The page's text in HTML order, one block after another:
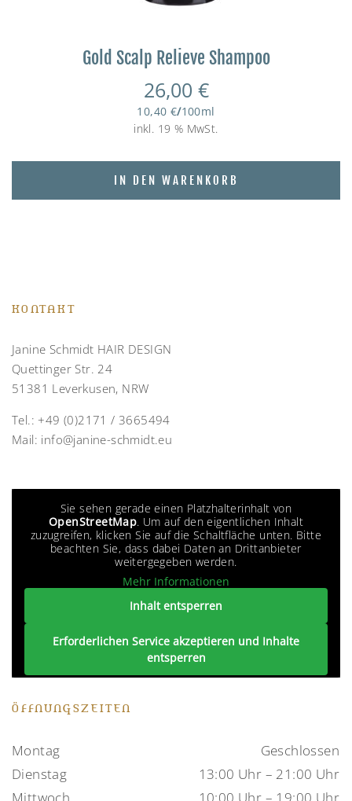
Gold Scalp Relieve Shampoo
26,00 €
10,40 €/100ml
inkl. 19 % MwSt.
IN DEN WARENKORB
KONTAKT
Janine Schmidt HAIR DESIGN
Quettinger Str. 24
51381 Leverkusen, NRW
Tel.:+49 (0)2171 / 3665494
Mail: info@janine-schmidt.eu
Sie sehen gerade einen Platzhalterinhalt von
OpenStreetMap. Um auf den eigentlichen Inhalt
zuzugreifen, klicken Sie auf die Schaltfläche unten. Bitte
beachten Sie, dass dabei Daten an Drittanbieter
weitergegeben werden.
Mehr Informationen
Inhalt entsperren
Erforderlichen Service akzeptieren und Inhalte
entsperren
ÖFFNUNGSZEITEN
Montag
Geschlossen
Dienstag
13:00 Uhr – 21:00 Uhr
Mittwoch
10:00 Uhr – 19:00 Uhr